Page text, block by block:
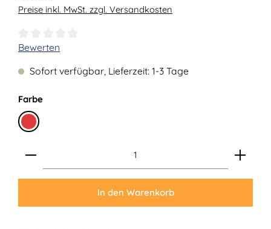
Preise inkl. MwSt. zzgl. Versandkosten
Durchschnittliche Bewertung von 0 von 5 Sternen
Bewerten
Sofort verfügbar, Lieferzeit: 1-3 Tage
Farbeauswählen
Rot
Produkt Anzahl: Gib den gewünschten Wert ein
In den Warenkorb